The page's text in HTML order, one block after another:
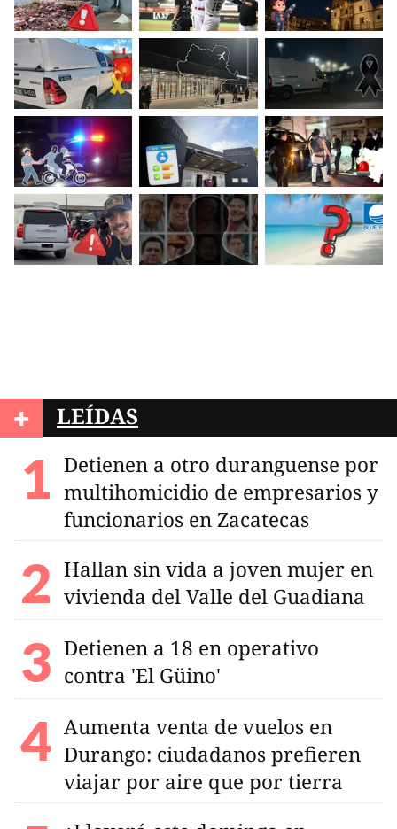
+ LEÍDAS
Detienen a otro duranguense por
multihomicidio de empresarios y
funcionarios en Zacatecas
Hallan sin vida a joven mujer en
vivienda del Valle del Guadiana
Detienen a 18 en operativo
contra 'El Güino'
Aumenta venta de vuelos en
Durango: ciudadanos prefieren
viajar por aire que por tierra